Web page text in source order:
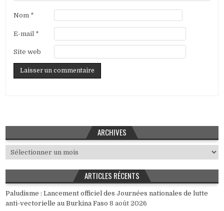
Nom *
E-mail *
Site web
ARCHIVES
Archives
ARTICLES RÉCENTS
Paludisme : Lancement officiel des Journées nationales de lutte
anti-vectorielle au Burkina Faso 8 août 2026